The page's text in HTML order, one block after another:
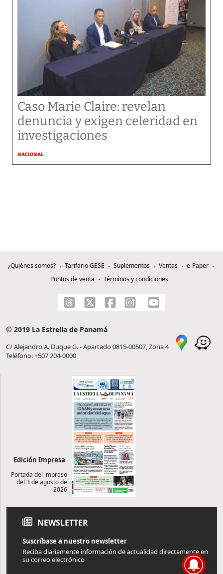
Caso Marie Claire: revelan
denuncia y exigen celeridad en
investigaciones
NACIONAL
¿Quiénes somos? Tarifario GESE Suplementos Ventas
e-Paper
Puntos de venta
Términos y condiciones
© 2019 La Estrella de Panamá
C/ Alejandro A. Duque G. - Apartado 0815-00507, Zona 4
Teléfono: +507 204-0000
Edición Impresa
Portada del impreso
del 3 de agosto de
2026
NEWSLETTER
Suscríbase a nuestro newsletter
Reciba diariamente información de actualidad directamente en
su correo electrónico